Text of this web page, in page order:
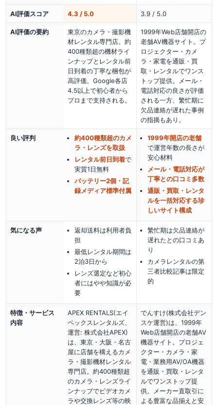
AI評価スコア 4.3 / 5.0 3.9 / 5.0
AI評価の要約
東京のカメラ・撮影機
材レンタル専門店。約
400種類超の機材ライ
ンナップとレンタル前
日到着の丁寧な梱包が
高評価。Google各店
4.5以上で初心者から
プロまで支持される。
1999年Web店舗開店の
老舗AV機器サイト。プ
ロジェクター・カメ
ラ・家電を通販・買
取・レンタルでワンス
トップ提供。メール・
電話対応の良さが評価
される一方、繁忙期に
欠品連絡が遅れた事例
の指摘もあり。
良い評判
約400種類超のカメ
ラ・レンズを取扱
レンタル前日到着で
実質1日無料
バッテリー2個・記
録メディア標準付属
1999年開店の老舗
で運営年数の長さが
安心材料
メール・電話対応が
丁寧との口コミ多数
通販・買取・レンタ
ルを一括対応する珍
しいサイト構成
気になる声
返却送料は利用者負
担
最低レンタル期間は
2泊3日から
レンズ選定など初心
者にはやや知識が必
要
繁忙期は欠品連絡が
遅れたとの口コミあ
り
カメラレンタルの第
三者比較記事は限定
的
特徴・サービス
内容
APEX RENTALS(エイ
ペックスレンタルズ、
運営: 株式会社APEX)
は、東京・大阪・名古
屋に店舗を構えるカメ
ラ・撮影機材レンタル
専門店。約400種類超
のカメラ・レンズライ
ンナップでビデオカメ
ラや交換レンズ等の映
でんすけ(株式会社デン
スケ運営)は、1999年
Web店舗開店の老舗AV
機器サイト。プロジェ
クター・カメラ・家
電・業務用AV/OA機器
を通販・買取・レンタ
ルでワンストップ提
供。メーカー直取引に
よる豊富な品揃えと安